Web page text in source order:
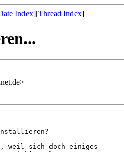
Index][Thread Index]
weil sich doch einiges